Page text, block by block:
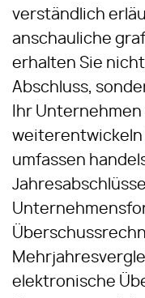
verständlich
anschauliche
erhalten Sie
Abschluss,
Ihr
weiterentwickeln
umfassen
elektronische